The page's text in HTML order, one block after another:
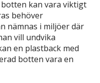
kan vara viktigt
behöver
nämnas i miljöer där
vill undvika
en plastback med
botten vara en